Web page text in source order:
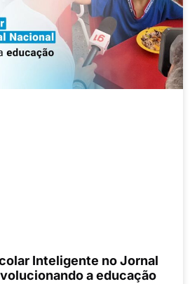
Inteligente no Jornal
a educação